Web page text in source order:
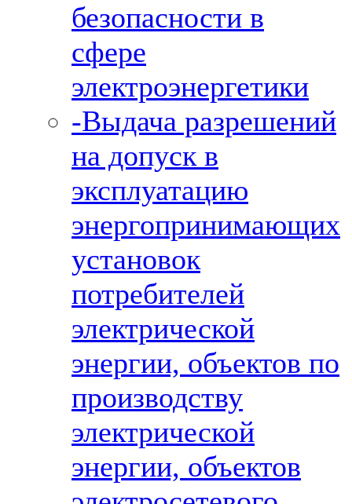
безопасности в
сфере
электроэнергетики
-Выдача разрешений
на допуск в
эксплуатацию
энергопринимающих
установок
потребителей
электрической
энергии, объектов по
производству
электрической
энергии, объектов